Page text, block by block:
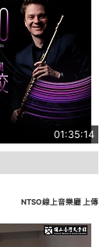
01:35:14
NTSO線上音樂廳 上傳